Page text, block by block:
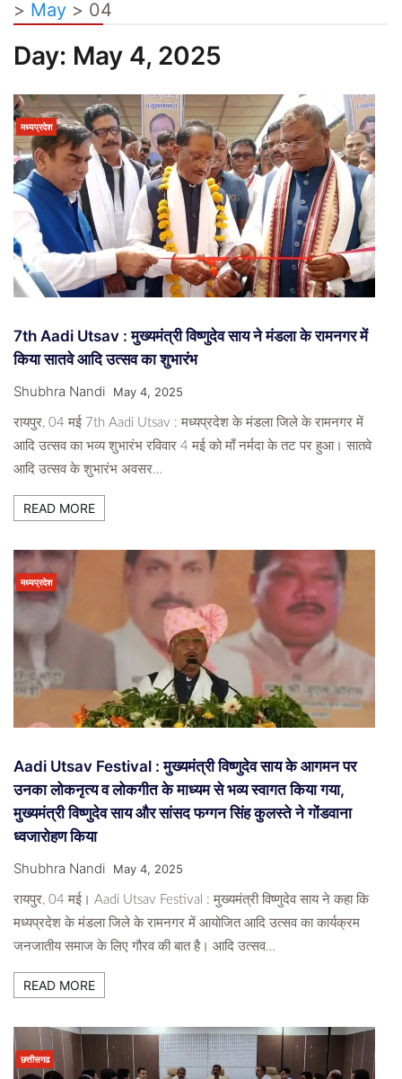
> May > 04
Day: May 4, 2025
मध्यप्रदेश
7th Aadi Utsav : मुख्यमंत्री विष्णुदेव साय ने मंडला के रामनगर में
किया सातवे आदि उत्सव का शुभारंभ
Shubhra Nandi May 4, 2025
रायपुर, 04 मई 7th Aadi Utsav : मध्यप्रदेश के मंडला जिले के रामनगर में
आदि उत्सव का भव्य शुभारंभ रविवार 4 मई को माँ नर्मदा के तट पर हुआ। सातवे
आदि उत्सव के शुभारंभ अवसर…
READ MORE
मध्यप्रदेश
Aadi Utsav Festival : मुख्यमंत्री विष्णुदेव साय के आगमन पर
उनका लोकनृत्य व लोकगीत के माध्यम से भव्य स्वागत किया गया,
मुख्यमंत्री विष्णुदेव साय और सांसद फग्गन सिंह कुलस्ते ने गोंडवाना
ध्वजारोहण किया
Shubhra Nandi May 4, 2025
रायपुर, 04 मई। Aadi Utsav Festival : मुख्यमंत्री विष्णुदेव साय ने कहा कि
मध्यप्रदेश के मंडला जिले के रामनगर में आयोजित आदि उत्सव का कार्यक्रम
जनजातीय समाज के लिए गौरव की बात है। आदि उत्सव…
READ MORE
छत्तीसगढ